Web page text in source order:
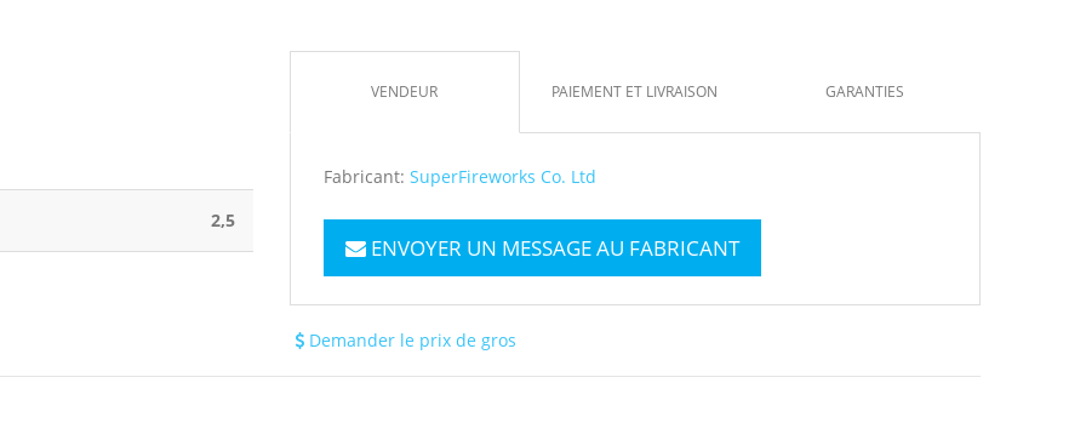
2,5
VENDEUR PAIEMENT ET LIVRAISON GARANTIES
Fabricant: SuperFireworks Co. Ltd
ENVOYER UN MESSAGE AU FABRICANT
Demander le prix de gros